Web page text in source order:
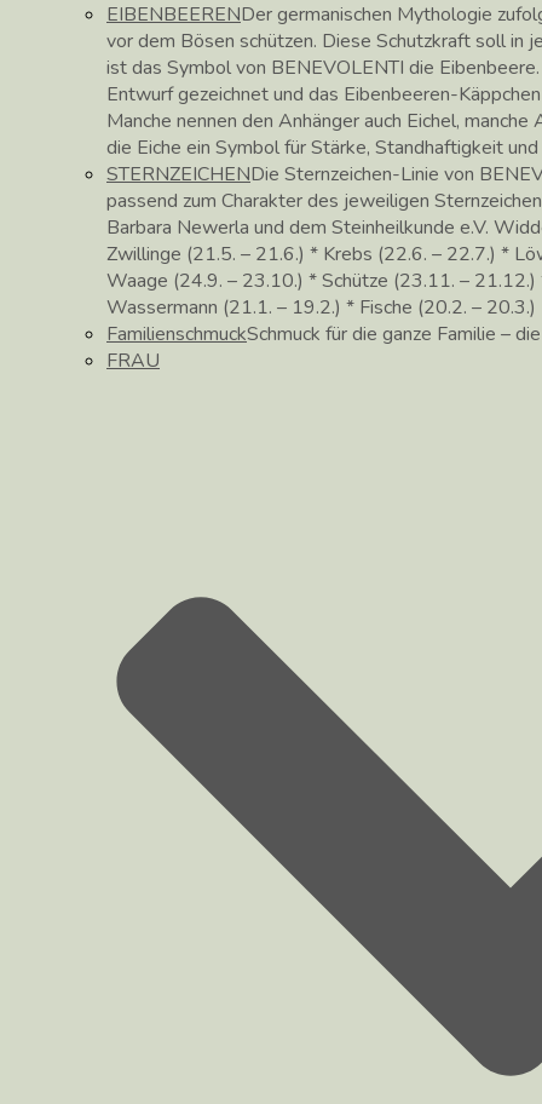
EIBENBEERENDer germanischen Mythologie
vor dem Bösen schützen. Diese Schutzkraft soll in
ist das Symbol von BENEVOLENTI die
Entwurf gezeichnet und das Eibenbeeren-
Manche nennen den Anhänger auch Eichel,
die Eiche ein Symbol für Stärke, Standhaftigkeit
STERNZEICHENDie Sternzeichen-Linie von
passend zum Charakter des jeweiligen
Barbara Newerla und dem Steinheilkunde e.V.
Zwillinge (21.5. – 21.6.) * Krebs (22.6. – 22.7.) *
Waage (24.9. – 23.10.) * Schütze (23.11. –
Wassermann (21.1. – 19.2.) * Fische (20.2. – 20.3.)
FamilienschmuckSchmuck für die ganze Familie –
FRAU